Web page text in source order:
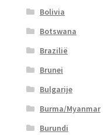
Bolivia
Botswana
Brazilië
Brunei
Bulgarije
Burma/Myanmar
Burundi